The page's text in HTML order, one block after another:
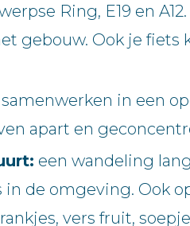
Ring, E19 en
gebouw. Ook je fiets
samenwerken in een
apart en
een wandeling
de omgeving. Ook
vers fruit,